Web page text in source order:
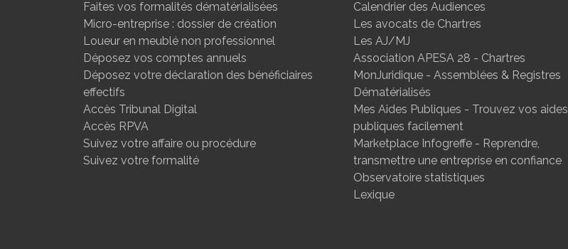
Faites vos formalités dématérialisées
Micro-entreprise : dossier de création
Loueur en meublé non professionnel
Déposez vos comptes annuels
Déposez votre déclaration des bénéficiaires
effectifs
Accès Tribunal Digital
Accès RPVA
Suivez votre affaire ou procédure
Suivez votre formalité
Calendrier des Audiences
Les avocats de Chartres
Les AJ/MJ
Association APESA 28 - Chartres
MonJuridique - Assemblées & Registres
Dématérialisés
Mes Aides Publiques - Trouvez vos aides
publiques facilement
Marketplace Infogreffe - Reprendre,
transmettre une entreprise en confiance
Observatoire statistiques
Lexique